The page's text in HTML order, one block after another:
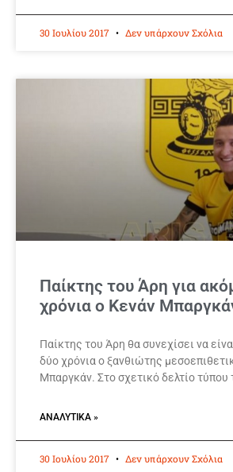
30 Ιουλίου 2017 Δεν υπάρχουν Σχόλια
Παίκτης του Άρη για
χρόνια ο Κενάν
Παίκτης του Άρη θα συνεχίσει να
δύο χρόνια ο ξανθιώτης
Μπαργκάν. Στο σχετικό δελτίο
ΑΝΑΛΥΤΙΚΆ »
30 Ιουλίου 2017 Δεν υπάρχουν Σχόλια